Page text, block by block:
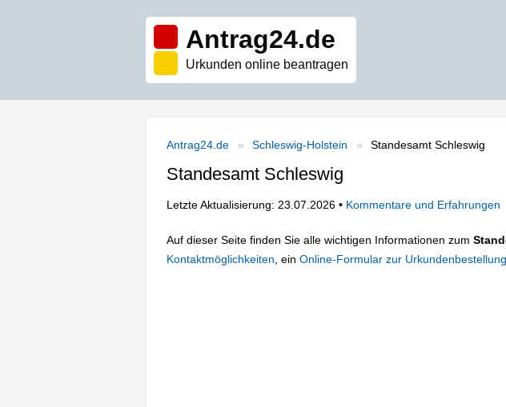
Antrag24.de
Urkunden online beantragen
Antrag24.de Schleswig-Holstein Standesamt Schleswig
Standesamt Schleswig
Letzte Aktualisierung: 23.07.2026 • Kommentare und Erfahrungen
Auf dieser Seite finden Sie alle wichtigen Informationen zum
Kontaktmöglichkeiten , ein Online-Formular zur Urkundenbestellung